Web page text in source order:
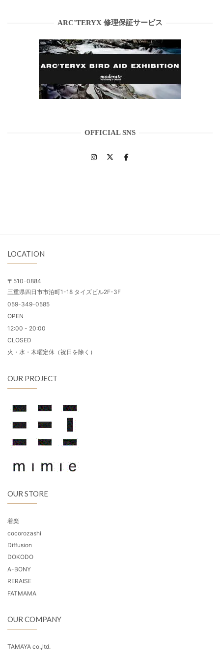
ARC’TERYX 修理保証サービス
OFFICIAL SNS
LOCATION
〒510-0884
三重県四日市市泊町1-18 タイズビル2F-3F
059-349-0585
OPEN
12:00 - 20:00
CLOSED
火・水・木曜定休（祝日を除く）
OUR PROJECT
OUR STORE
着楽
cocorozashi
Diffusion
DOKODO
A-BONY
RERAISE
FATMAMA
OUR COMPANY
TAMAYA co.,ltd.